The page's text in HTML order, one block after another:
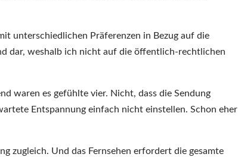
unterschiedlichen Präferenzen in Bezug auf die
dar, weshalb ich nicht auf die öffentlich-rechtlichen
waren es gefühlte vier. Nicht, dass die Sendung
Entspannung einfach nicht einstellen. Schon eher
zugleich. Und das Fernsehen erfordert die gesamte